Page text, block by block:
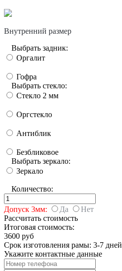
Внутренний размер
Выбрать задник:
Оргалит
Гофра
Выбрать стекло:
Стекло 2 мм
Оргстекло
Антиблик
Безбликовое
Выбрать зеркало:
Зеркало
Количество:
Допуск 3мм: Да
Нет
Рассчитать стоимость
Итоговая стоимость:
3600 руб
Срок изготовления рамы: 3-7 дней
Укажите контактные данные